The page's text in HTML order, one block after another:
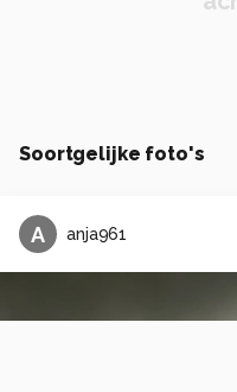
Soortgelijke foto's
A anja961